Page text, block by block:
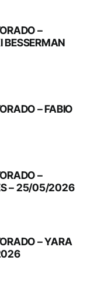
–
BESSERMAN
– FABIO
–
– 25/05/2026
– YARA